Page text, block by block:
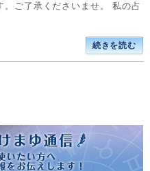
ご了承くださいませ。 私の占
続きを読む